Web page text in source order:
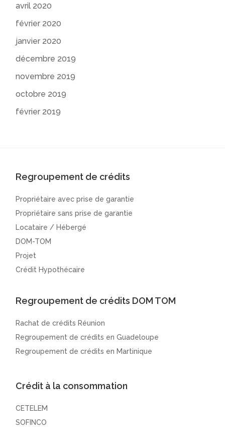
avril 2020
février 2020
janvier 2020
décembre 2019
novembre 2019
octobre 2019
février 2019
Regroupement de crédits
Propriétaire avec prise de garantie
Propriétaire sans prise de garantie
Locataire / Hébergé
DOM-TOM
Projet
Crédit Hypothécaire
Regroupement de crédits DOM TOM
Rachat de crédits Réunion
Regroupement de crédits en Guadeloupe
Regroupement de crédits en Martinique
Crédit à la consommation
CETELEM
SOFINCO